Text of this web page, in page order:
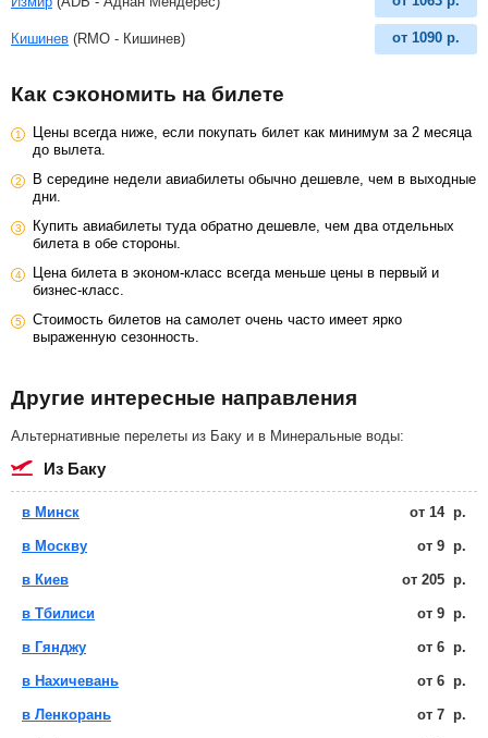
Кишинев (RMO - Кишинев) от 1090 р.
Как сэкономить на билете
Цены всегда ниже, если покупать билет как минимум за 2 месяца
до вылета.
В середине недели авиабилеты обычно дешевле, чем в выходные
дни.
Купить авиабилеты туда обратно дешевле, чем два отдельных
билета в обе стороны.
Цена билета в эконом-класс всегда меньше цены в первый и
бизнес-класс.
Стоимость билетов на самолет очень часто имеет ярко
выраженную сезонность.
Другие интересные направления
Альтернативные перелеты из Баку и в Минеральные воды:
из Баку
в Минск от 14 р.
в Москву от 9 р.
в Киев от 205 р.
в Тбилиси от 9 р.
в Гянджу от 6 р.
в Нахичевань от 6 р.
в Ленкорань от 7 р.